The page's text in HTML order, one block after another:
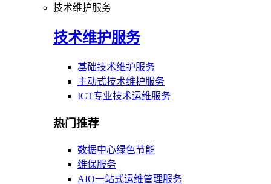
技术维护服务
技术维护服务
基础技术维护服务
主动式技术维护服务
ICT专业技术运维服务
热门推荐
数据中心绿色节能
维保服务
AIO一站式运维管理服务